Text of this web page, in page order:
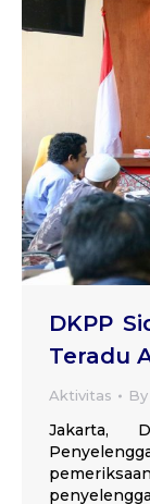
DKPP
Teradu
Aktivitas By
Jakarta,